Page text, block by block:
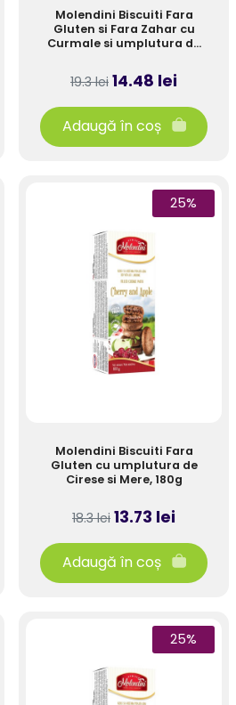
Molendini Biscuiti Fara
Gluten si Fara Zahar cu
Curmale si umplutura de
19.3 lei 14.48 lei
Adaugă în coș
25%
Molendini Biscuiti Fara
Gluten cu umplutura de
Cirese si Mere, 180g
18.3 lei 13.73 lei
Adaugă în coș
25%